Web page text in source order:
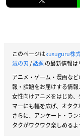
このページはkusuguru株
滅の刃/話題の最新情報は
アニメ・ゲーム・漫画な
報・話題をお届けする情報
女性向けアニメをはじめ
マーにも幅を広げ、オタク
さらに、アンケート・ラ
タクがワクワク楽しめるよ